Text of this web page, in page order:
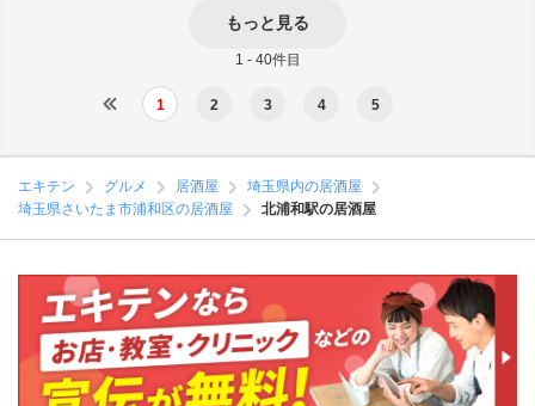
もっと見る
1 - 40件目
1 2 3 4 5
エキテン グルメ 居酒屋
埼玉県内の居酒屋
埼玉県さいたま市浦和区の居酒屋
北浦和駅の居酒屋